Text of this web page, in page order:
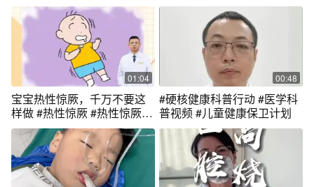
01:04
宝宝热性惊厥，千万不要这
样做 #热性惊厥 #热性惊厥怎
么处理 #孩子发烧 #开工健康
手册
00:48
#硬核健康科普行动 #医学科
普视频 #儿童健康保卫计划